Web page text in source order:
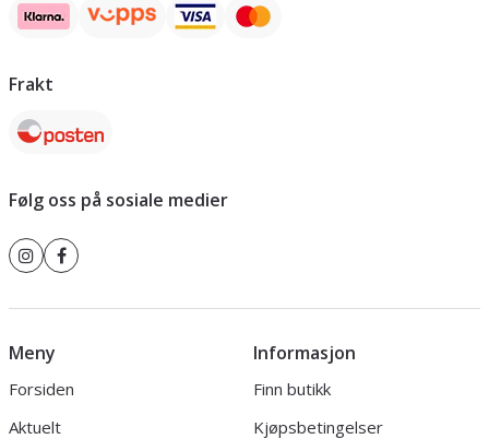
Frakt
Følg oss på sosiale medier
Meny
Forsiden
Aktuelt
Informasjon
Finn butikk
Kjøpsbetingelser